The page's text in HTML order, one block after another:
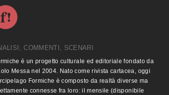
COMMENTI, SCENARI
è un progetto culturale ed editoriale fondato da
Messa nel 2004. Nato come rivista cartacea, oggi
Formiche è composto da realtà diverse ma
connesse fra loro: il mensile (disponibile